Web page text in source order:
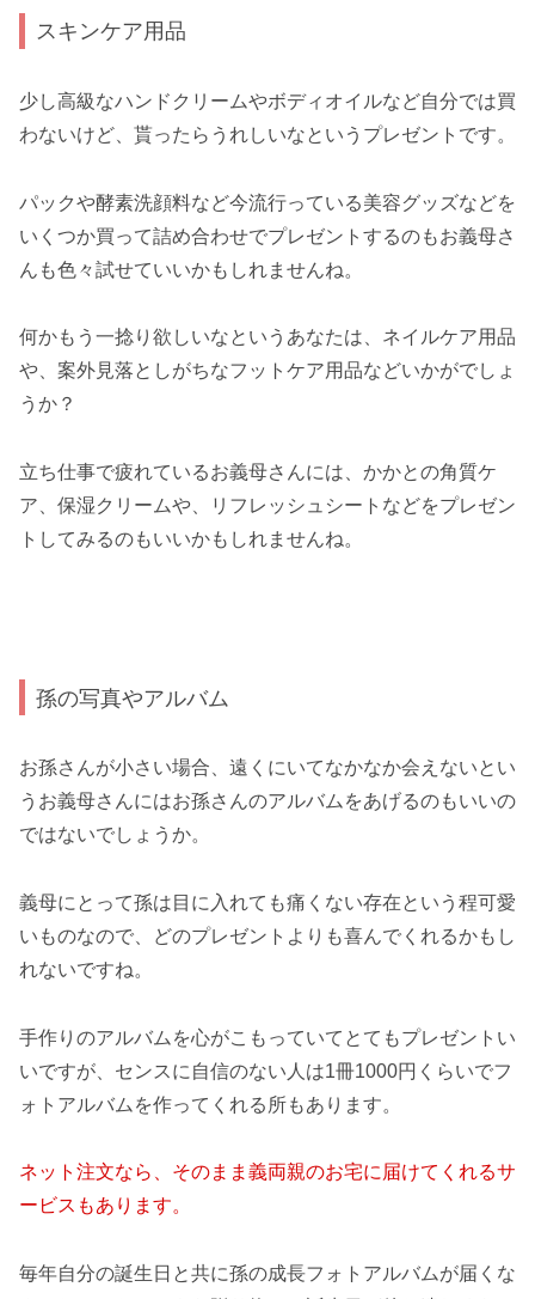
スキンケア用品
少し高級なハンドクリームやボディオイルなど自分では買
わないけど、貰ったらうれしいなというプレゼントです。
パックや酵素洗顔料など今流行っている美容グッズなどを
いくつか買って詰め合わせでプレゼントするのもお義母さ
んも色々試せていいかもしれませんね。
何かもう一捻り欲しいなというあなたは、ネイルケア用品
や、案外見落としがちなフットケア用品などいかがでしょ
うか？
立ち仕事で疲れているお義母さんには、かかとの角質ケ
ア、保湿クリームや、リフレッシュシートなどをプレゼン
トしてみるのもいいかもしれませんね。
孫の写真やアルバム
お孫さんが小さい場合、遠くにいてなかなか会えないとい
うお義母さんにはお孫さんのアルバムをあげるのもいいの
ではないでしょうか。
義母にとって孫は目に入れても痛くない存在という程可愛
いものなので、どのプレゼントよりも喜んでくれるかもし
れないですね。
手作りのアルバムを心がこもっていてとてもプレゼントい
いですが、センスに自信のない人は1冊1000円くらいでフ
ォトアルバムを作ってくれる所もあります。
ネット注文なら、そのまま義両親のお宅に届けてくれるサ
ービスもあります。
毎年自分の誕生日と共に孫の成長フォトアルバムが届くな